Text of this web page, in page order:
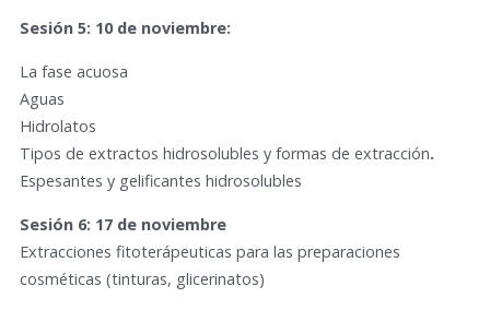
Sesión 5: 10 de noviembre:
La fase acuosa
Aguas
Hidrolatos
Tipos de extractos hidrosolubles y formas de extracción.
Espesantes y gelificantes hidrosolubles
Sesión 6: 17 de noviembre
Extracciones fitoterápeuticas para las preparaciones
cosméticas (tinturas, glicerinatos)